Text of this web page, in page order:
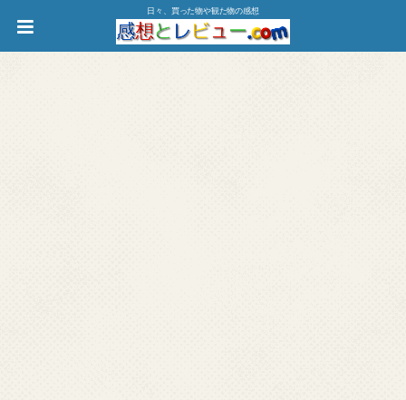
日々、買った物や観た物の感想